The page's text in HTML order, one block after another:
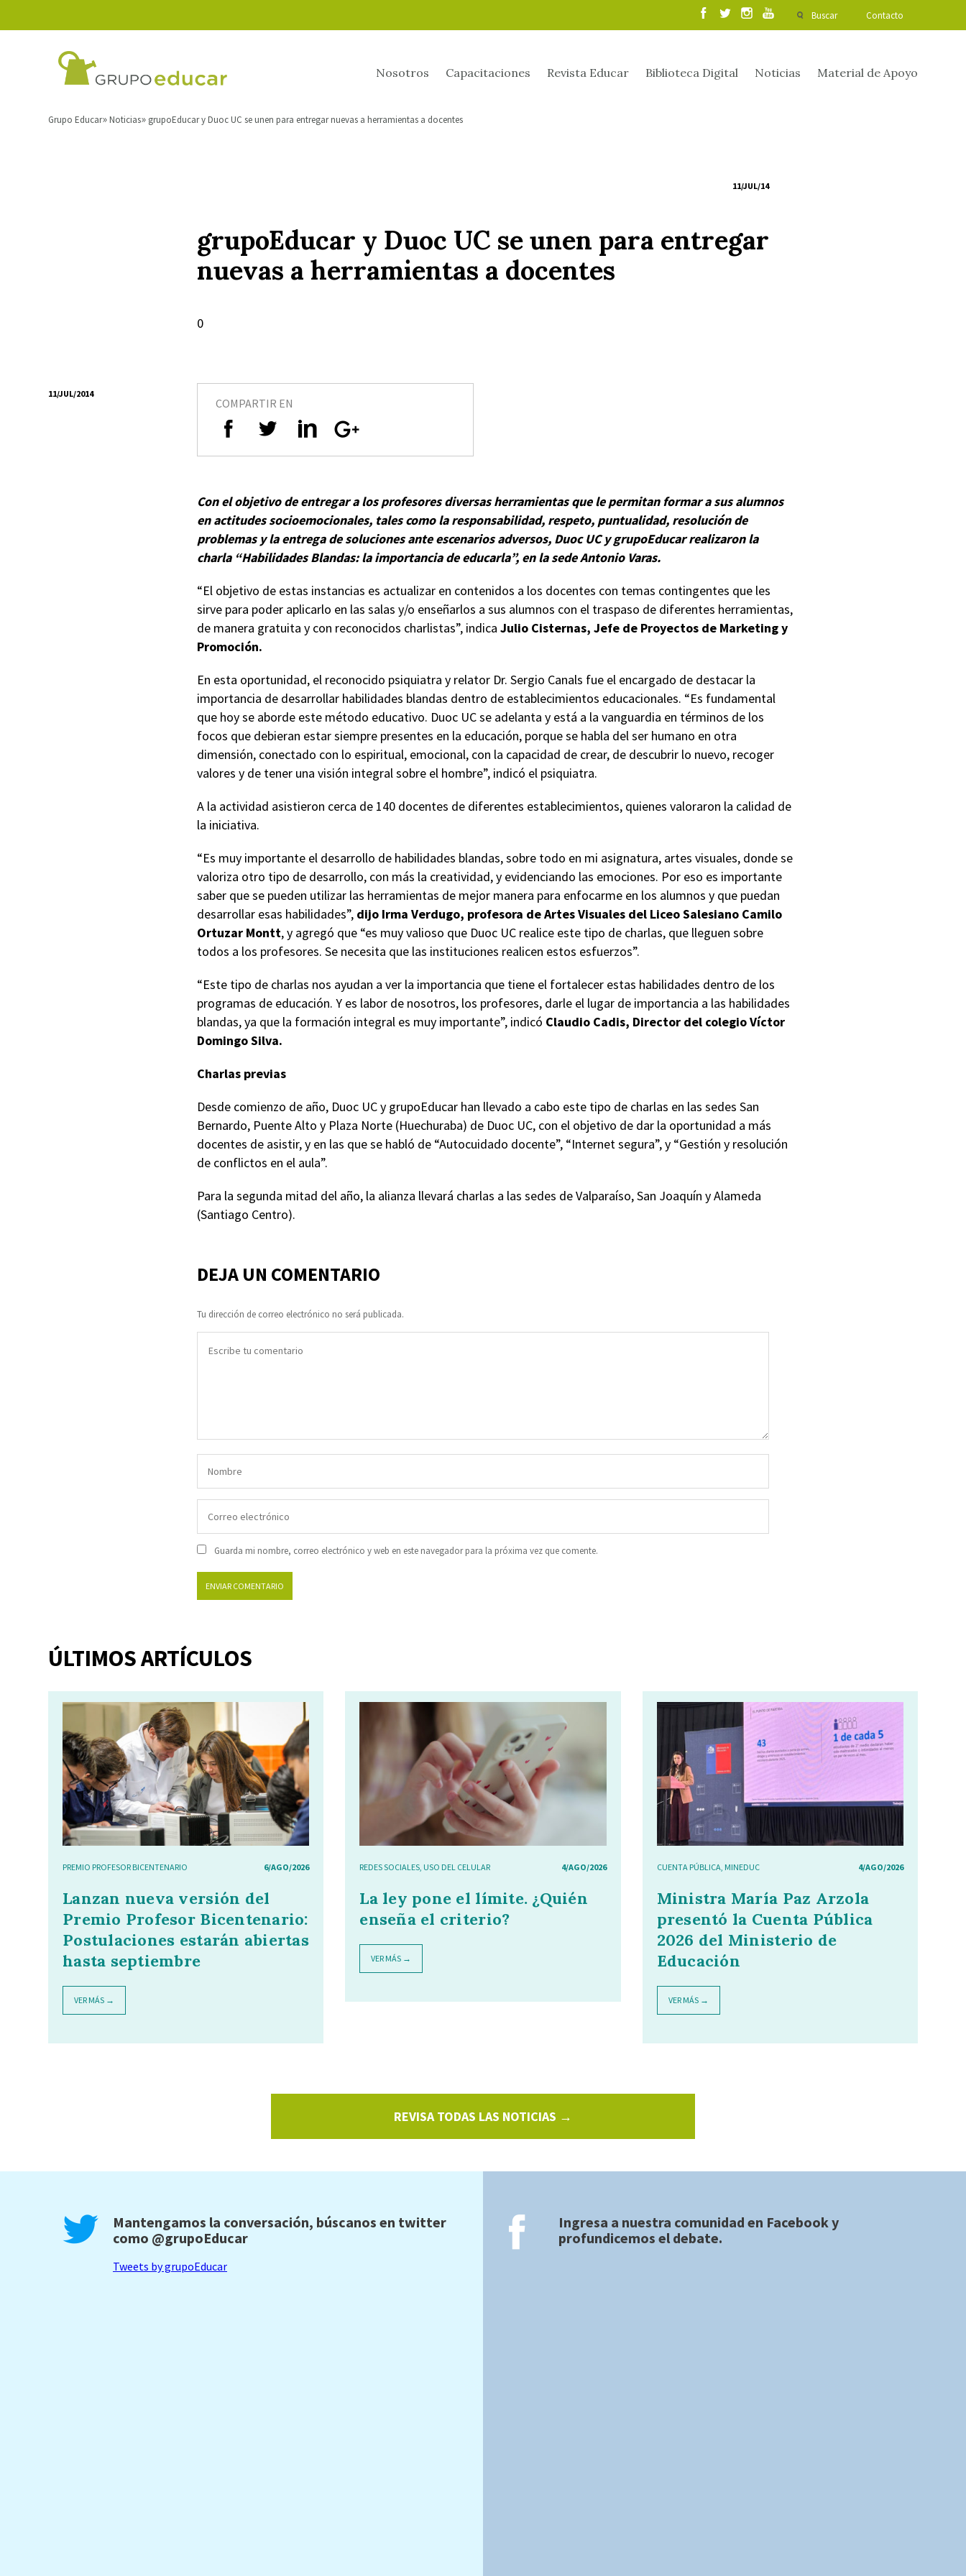
Buscar Contacto
Nosotros Capacitaciones Revista Educar Biblioteca Digital Noticias Material de Apoyo
Grupo Educar Noticias grupoEducar y Duoc UC se unen para entregar nuevas a herramientas a docentes
11/JUL/14
grupoEducar y Duoc UC se unen para entregar
nuevas a herramientas a docentes
0
11/JUL/2014
COMPARTIR EN
Con el objetivo de entregar a los profesores diversas herramientas que le permitan formar a sus alumnos
en actitudes socioemocionales, tales como la responsabilidad, respeto, puntualidad, resolución de
problemas y la entrega de soluciones ante escenarios adversos, Duoc UC y grupoEducar realizaron la
charla “Habilidades Blandas: la importancia de educarla”, en la sede Antonio Varas.
“El objetivo de estas instancias es actualizar en contenidos a los docentes con temas contingentes que les
sirve para poder aplicarlo en las salas y/o enseñarlos a sus alumnos con el traspaso de diferentes herramientas,
de manera gratuita y con reconocidos charlistas”, indica Julio Cisternas, Jefe de Proyectos de Marketing y
Promoción.
En esta oportunidad, el reconocido psiquiatra y relator Dr. Sergio Canals fue el encargado de destacar la
importancia de desarrollar habilidades blandas dentro de establecimientos educacionales. “Es fundamental
que hoy se aborde este método educativo. Duoc UC se adelanta y está a la vanguardia en términos de los
focos que debieran estar siempre presentes en la educación, porque se habla del ser humano en otra
dimensión, conectado con lo espiritual, emocional, con la capacidad de crear, de descubrir lo nuevo, recoger
valores y de tener una visión integral sobre el hombre”, indicó el psiquiatra.
A la actividad asistieron cerca de 140 docentes de diferentes establecimientos, quienes valoraron la calidad de
la iniciativa.
“Es muy importante el desarrollo de habilidades blandas, sobre todo en mi asignatura, artes visuales, donde se
valoriza otro tipo de desarrollo, con más la creatividad, y evidenciando las emociones. Por eso es importante
saber que se pueden utilizar las herramientas de mejor manera para enfocarme en los alumnos y que puedan
desarrollar esas habilidades”, dijo Irma Verdugo, profesora de Artes Visuales del Liceo Salesiano Camilo
Ortuzar Montt, y agregó que “es muy valioso que Duoc UC realice este tipo de charlas, que lleguen sobre
todos a los profesores. Se necesita que las instituciones realicen estos esfuerzos”.
“Este tipo de charlas nos ayudan a ver la importancia que tiene el fortalecer estas habilidades dentro de los
programas de educación. Y es labor de nosotros, los profesores, darle el lugar de importancia a las habilidades
blandas, ya que la formación integral es muy importante”, indicó Claudio Cadis, Director del colegio Víctor
Domingo Silva.
Charlas previas
Desde comienzo de año, Duoc UC y grupoEducar han llevado a cabo este tipo de charlas en las sedes San
Bernardo, Puente Alto y Plaza Norte (Huechuraba) de Duoc UC, con el objetivo de dar la oportunidad a más
docentes de asistir, y en las que se habló de “Autocuidado docente”, “Internet segura”, y “Gestión y resolución
de conflictos en el aula”.
Para la segunda mitad del año, la alianza llevará charlas a las sedes de Valparaíso, San Joaquín y Alameda
(Santiago Centro).
DEJA UN COMENTARIO
Tu dirección de correo electrónico no será publicada.
Guarda mi nombre, correo electrónico y web en este navegador para la próxima vez que comente.
ÚLTIMOS ARTÍCULOS
PREMIO PROFESOR BICENTENARIO 6/AGO/2026
Lanzan nueva versión del
Premio Profesor Bicentenario:
Postulaciones estarán abiertas
hasta septiembre
VER MÁS →
REDES SOCIALES, USO DEL CELULAR 4/AGO/2026
La ley pone el límite. ¿Quién
enseña el criterio?
VER MÁS →
CUENTA PÚBLICA, MINEDUC 4/AGO/2026
Ministra María Paz Arzola
presentó la Cuenta Pública
2026 del Ministerio de
Educación
VER MÁS →
REVISA TODAS LAS NOTICIAS →
Mantengamos la conversación, búscanos en twitter
como @grupoEducar
Tweets by grupoEducar
Ingresa a nuestra comunidad en Facebooky
profundicemos el debate.